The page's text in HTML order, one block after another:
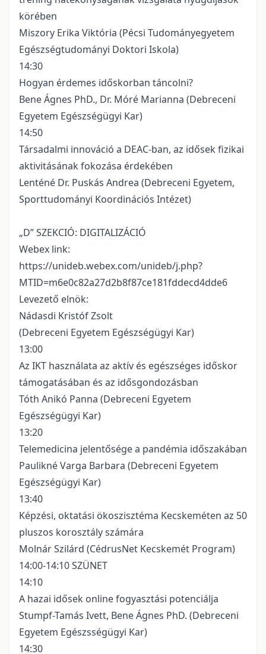
körében
Miszory Erika Viktória (Pécsi Tudományegyetem
Egészségtudományi Doktori Iskola)
14:30
Hogyan érdemes időskorban táncolni?
Bene Ágnes PhD., Dr. Móré Marianna (Debreceni
Egyetem Egészségügyi Kar)
14:50
Társadalmi innováció a DEAC-ban, az idősek fizikai
aktivitásának fokozása érdekében
Lenténé Dr. Puskás Andrea (Debreceni Egyetem,
Sporttudományi Koordinációs Intézet)
„D” SZEKCIÓ: DIGITALIZÁCIÓ
Webex link:
https://unideb.webex.com/unideb/j.php?
MTID=m6e0c82a27d2b8f87ce181fddecd4dde6
Levezető elnök:
Nádasdi Kristóf Zsolt
(Debreceni Egyetem Egészségügyi Kar)
13:00
Az IKT használata az aktív és egészséges időskor
támogatásában és az idősgondozásban
Tóth Anikó Panna (Debreceni Egyetem
Egészségügyi Kar)
13:20
Telemedicina jelentősége a pandémia időszakában
Paulikné Varga Barbara (Debreceni Egyetem
Egészségügyi Kar)
13:40
Képzési, oktatási ökoszisztéma Kecskeméten az 50
pluszos korosztály számára
Molnár Szilárd (CédrusNet Kecskemét Program)
14:00-14:10 SZÜNET
14:10
A hazai idősek online fogyasztási potenciálja
Stumpf-Tamás Ivett, Bene Ágnes PhD. (Debreceni
Egyetem Egészsségügyi Kar)
14:30